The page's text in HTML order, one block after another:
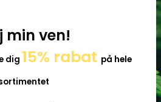
min ven!
dig 15% rabat på hele